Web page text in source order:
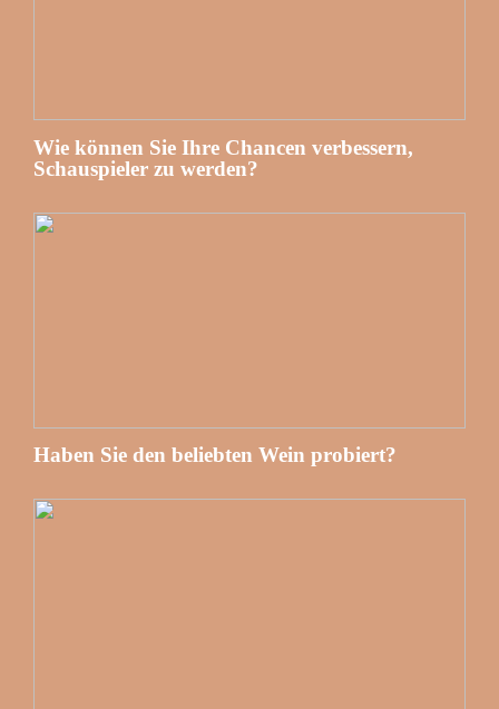
Wie können Sie Ihre Chancen verbessern,
Schauspieler zu werden?
Haben Sie den beliebten Wein probiert?